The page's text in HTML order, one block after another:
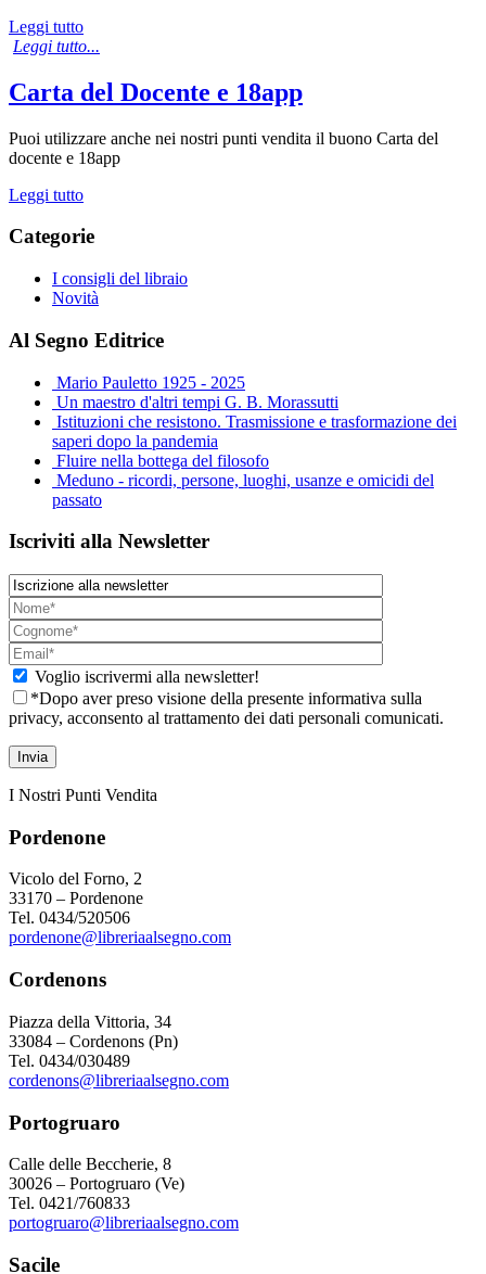
Leggi tutto
Leggi tutto...
Carta del Docente e 18app
Puoi utilizzare anche nei nostri punti vendita il buono Carta del
docente e 18app
Leggi tutto
Categorie
I consigli del libraio
Novità
Al Segno Editrice
Mario Pauletto 1925 - 2025
Un maestro d'altri tempi G. B. Morassutti
Istituzioni che resistono. Trasmissione e trasformazione dei
saperi dopo la pandemia
Fluire nella bottega del filosofo
Meduno - ricordi, persone, luoghi, usanze e omicidi del
passato
Iscriviti alla Newsletter
Voglio iscrivermi alla newsletter!
*Dopo aver preso visione della presente informativa sulla
privacy, acconsento al trattamento dei dati personali comunicati.
I Nostri Punti Vendita
Pordenone
Vicolo del Forno, 2
33170 – Pordenone
Tel. 0434/520506
pordenone@libreriaalsegno.com
Cordenons
Piazza della Vittoria, 34
33084 – Cordenons (Pn)
Tel. 0434/030489
cordenons@libreriaalsegno.com
Portogruaro
Calle delle Beccherie, 8
30026 – Portogruaro (Ve)
Tel. 0421/760833
portogruaro@libreriaalsegno.com
Sacile